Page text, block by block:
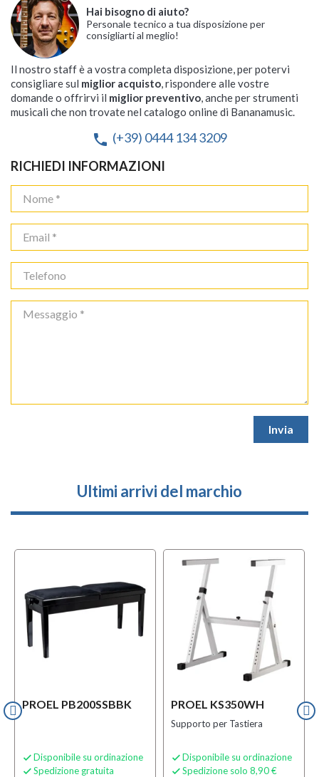
Hai bisogno di aiuto?
Personale tecnico a tua disposizione per
consigliarti al meglio!
Il nostro staff è a vostra completa disposizione, per potervi
consigliare sul miglior acquisto, rispondere alle vostre
domande o offrirvi il miglior preventivo, anche per strumenti
musicali che non trovate nel catalogo online di Bananamusic.
phone (+39) 0444 134 3209
RICHIEDI INFORMAZIONI
Ultimi arrivi del marchio
PROEL PB200SSBBK
 Disponibile su ordinazione
 Spedizione gratuita
PROEL KS350WH
Supporto per Tastiera
 Disponibile su ordinazione
 Spedizione solo 8,90 €
OFFERTA